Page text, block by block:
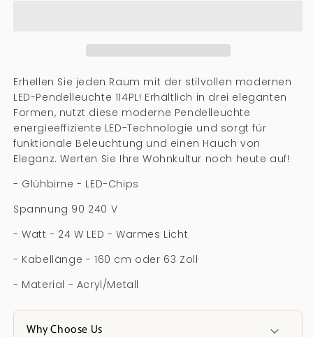
Erhellen Sie jeden Raum mit der stilvollen modernen
LED-Pendelleuchte 114PL! Erhältlich in drei eleganten
Formen, nutzt diese moderne Pendelleuchte
energieeffiziente LED-Technologie und sorgt für
funktionale Beleuchtung und einen Hauch von
Eleganz. Werten Sie Ihre Wohnkultur noch heute auf!
- Glühbirne - LED-Chips
Spannung 90 240 V
- Watt - 24 W LED - Warmes Licht
- Kabellänge - 160 cm oder 63 Zoll
- Material - Acryl/Metall
Why Choose Us